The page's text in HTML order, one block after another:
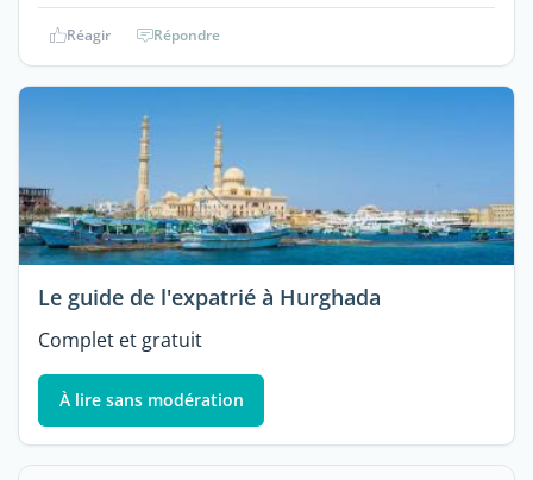
Réagir Répondre
Le guide de l'expatrié à Hurghada
Complet et gratuit
À lire sans modération